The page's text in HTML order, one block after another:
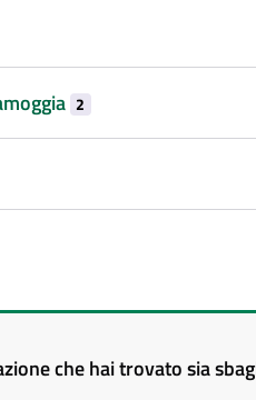
2
che hai trovato sia